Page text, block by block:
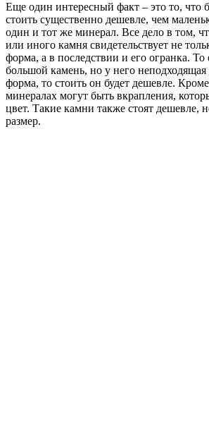
Еще один интересный факт – это то, что
стоить существенно дешевле, чем
один и тот же минерал. Все дело в том,
или иного камня свидетельствует не
форма, а в последствии и его огранка. То
большой камень, но у него неподходящая
форма, то стоить он будет дешевле.
минералах могут быть вкрапления,
цвет. Такие камни также стоят дешевле,
размер.